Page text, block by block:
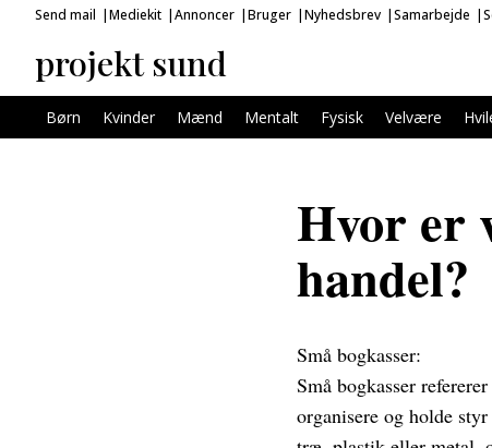
Send mail Mediekit Annoncer Bruger Nyhedsbrev Samarbejde
projekt sund
Børn Kvinder Mænd Mentalt Fysisk Velvære
Hvor er
handel?
Små bogkasser:
Små bogkasser
organisere og holde